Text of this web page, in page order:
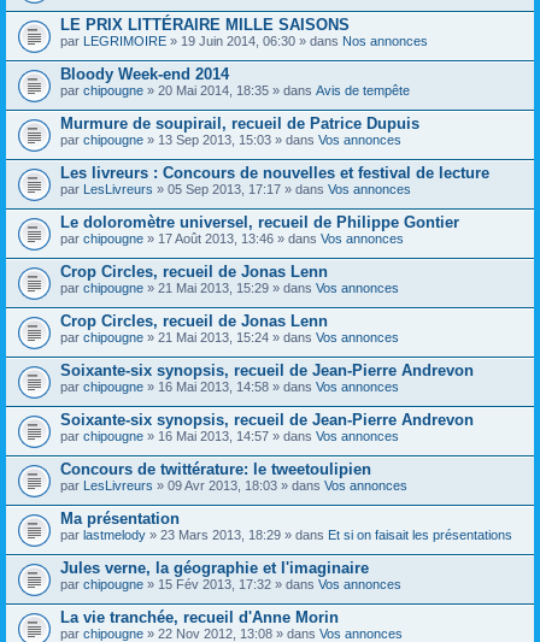
LE PRIX LITTÉRAIRE MILLE SAISONS
par LEGRIMOIRE » 19 Juin 2014, 06:30 » dans Nos annonces
Bloody Week-end 2014
par chipougne » 20 Mai 2014, 18:35 » dans Avis de tempête
Murmure de soupirail, recueil de Patrice Dupuis
par chipougne » 13 Sep 2013, 15:03 » dans Vos annonces
Les livreurs : Concours de nouvelles et festival de lecture
par LesLivreurs » 05 Sep 2013, 17:17 » dans Vos annonces
Le doloromètre universel, recueil de Philippe Gontier
par chipougne » 17 Août 2013, 13:46 » dans Vos annonces
Crop Circles, recueil de Jonas Lenn
par chipougne » 21 Mai 2013, 15:29 » dans Vos annonces
Crop Circles, recueil de Jonas Lenn
par chipougne » 21 Mai 2013, 15:24 » dans Vos annonces
Soixante-six synopsis, recueil de Jean-Pierre Andrevon
par chipougne » 16 Mai 2013, 14:58 » dans Vos annonces
Soixante-six synopsis, recueil de Jean-Pierre Andrevon
par chipougne » 16 Mai 2013, 14:57 » dans Vos annonces
Concours de twittérature: le tweetoulipien
par LesLivreurs » 09 Avr 2013, 18:03 » dans Vos annonces
Ma présentation
par lastmelody » 23 Mars 2013, 18:29 » dans Et si on faisait les présentations
Jules verne, la géographie et l'imaginaire
par chipougne » 15 Fév 2013, 17:32 » dans Vos annonces
La vie tranchée, recueil d'Anne Morin
par chipougne » 22 Nov 2012, 13:08 » dans Vos annonces